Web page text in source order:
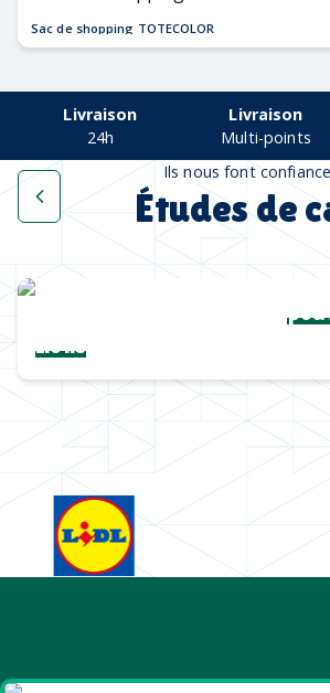
Sac de shopping TOTECOLOR
Livraison
24h
Livraison
Multi-points
Ils nous font confiance
Études de
Une collection complète
Lions